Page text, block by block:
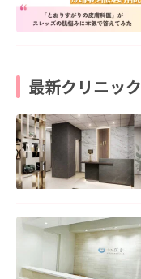
最新クリニック